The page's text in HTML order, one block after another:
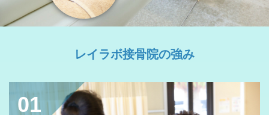
レイラボ接骨院の強み
01